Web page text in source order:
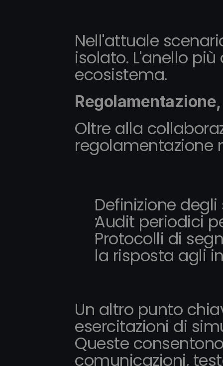
Nell'attuale
isolato. L'anello
ecosistema.
Oltre alla
regolamentazione
Definizione
Audit periodici
Protocolli di
la risposta agli
Un altro punto
esercitazioni di
Queste
comunicazioni,